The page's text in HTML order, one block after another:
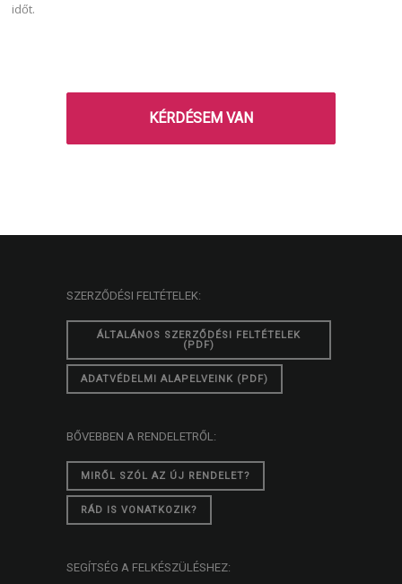
időt.
KÉRDÉSEM VAN
SZERZŐDÉSI FELTÉTELEK:
ÁLTALÁNOS SZERZŐDÉSI FELTÉTELEK
(PDF)
ADATVÉDELMI ALAPELVEINK (PDF)
BŐVEBBEN A RENDELETRŐL:
MIRŐL SZÓL AZ ÚJ RENDELET?
RÁD IS VONATKOZIK?
SEGÍTSÉG A FELKÉSZÜLÉSHEZ: